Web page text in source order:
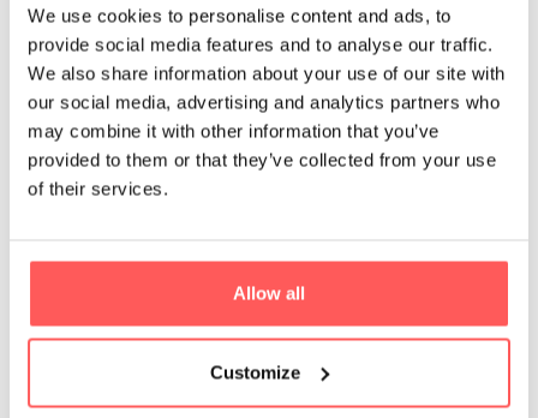
We use cookies to personalise content and ads, to
provide social media features and to analyse our traffic.
We also share information about your use of our site with
our social media, advertising and analytics partners who
may combine it with other information that you’ve
provided to them or that they’ve collected from your use
of their services.
Allow all
Customize
Hypotheken
Expat huisvesting
Kennisbank
Nieuwbouw portfolio
Aanbod koop/huur woningen
+31 302368484
nieuwbouw@ludenhoff.nl